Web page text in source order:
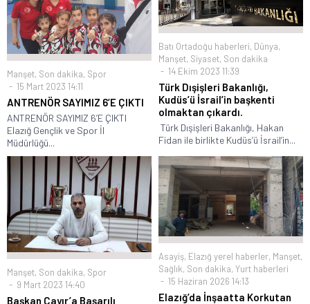
Manşet, Son dakika, Spor
15 Mart 2023 14:11
ANTRENÖR SAYIMIZ 6’E ÇIKTI
ANTRENÖR SAYIMIZ 6’E ÇIKTI
Elazığ Gençlik ve Spor İl
Müdürlüğü...
Batı Ortadoğu haberleri, Dünya,
Manşet, Siyaset, Son dakika
14 Ekim 2023 11:39
Türk Dışişleri Bakanlığı,
Kudüs’ü İsrail’in başkenti
olmaktan çıkardı.
️ Türk Dışişleri Bakanlığı, Hakan
Fidan ile birlikte Kudüs’ü İsrail’in...
Manşet, Son dakika, Spor
9 Mart 2023 14:40
Başkan Çayır’a Başarılı
Asayiş, Elazığ yerel haberler, Manşet,
Sağlık, Son dakika, Yurt haberleri
15 Haziran 2026 14:13
Elazığ’da İnşaatta Korkutan